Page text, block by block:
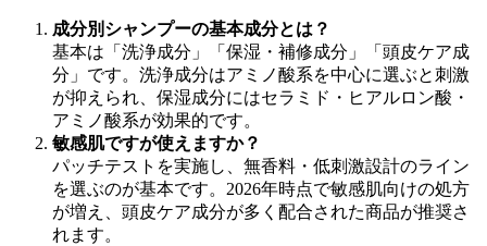
成分別シャンプーの基本成分とは？
基本は「洗浄成分」「保湿・補修成分」「頭皮ケア成
分」です。洗浄成分はアミノ酸系を中心に選ぶと刺激
が抑えられ、保湿成分にはセラミド・ヒアルロン酸・
アミノ酸系が効果的です。
敏感肌ですが使えますか？
パッチテストを実施し、無香料・低刺激設計のライン
を選ぶのが基本です。2026年時点で敏感肌向けの処方
が増え、頭皮ケア成分が多く配合された商品が推奨さ
れます。